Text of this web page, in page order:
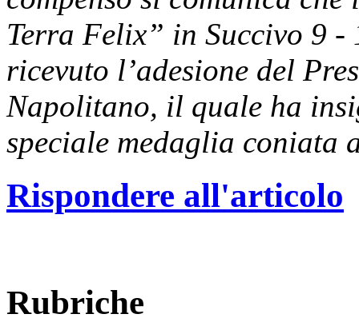
Terra Felix” in Succivo 9 -
ricevuto l’adesione del
Napolitano, il quale ha
speciale medaglia coniata
Rispondere all'articolo
Rubriche